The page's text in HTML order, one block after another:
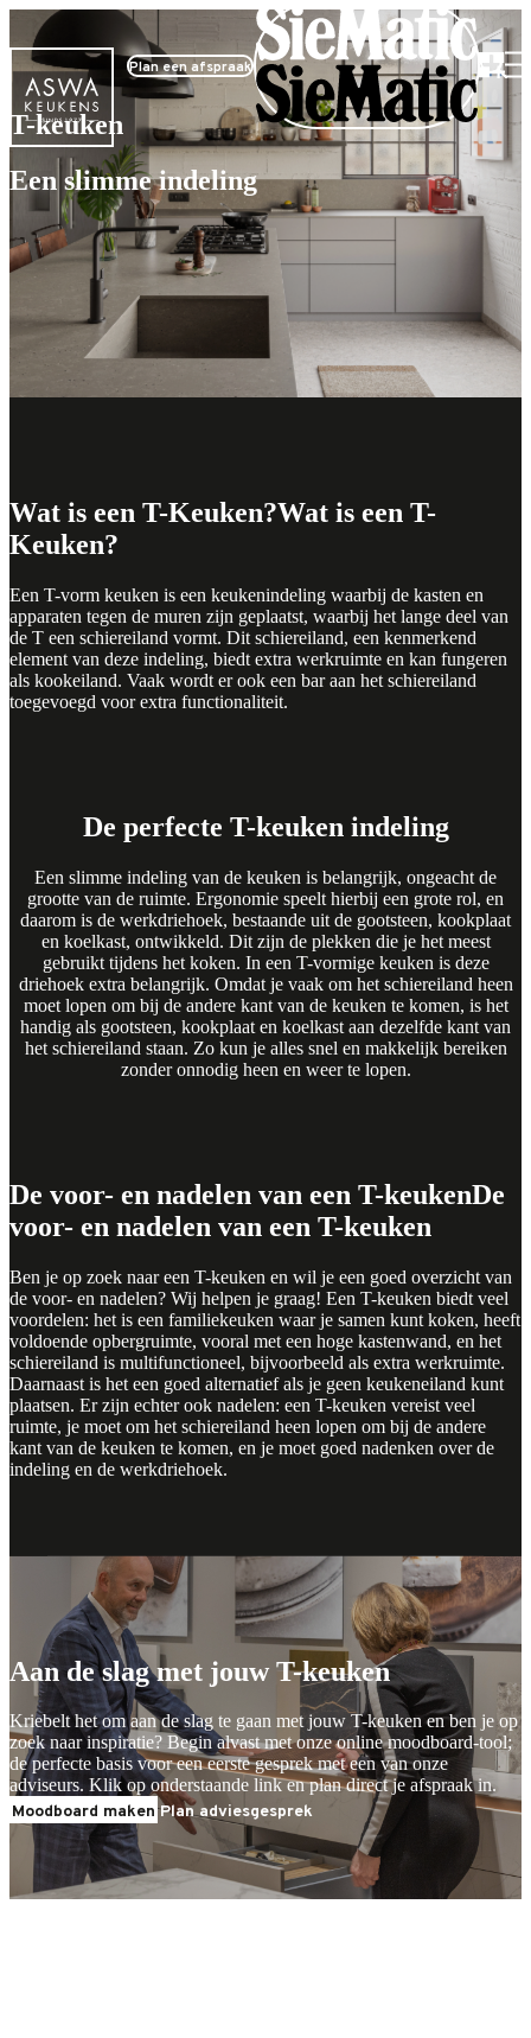
Plan een afspraak
T-keuken
Een slimme indeling
Start je moodboard
Wat is een T-Keuken?Wat is een T-
Keuken?
Een T-vorm keuken is een keukenindeling waarbij de kasten en
apparaten tegen de muren zijn geplaatst, waarbij het lange deel van
de T een schiereiland vormt. Dit schiereiland, een kenmerkend
element van deze indeling, biedt extra werkruimte en kan fungeren
als kookeiland. Vaak wordt er ook een baraan het schiereiland
toegevoegd voor extra functionaliteit.
De perfecte T-keuken indeling
Een slimme indeling van de keuken is belangrijk, ongeacht de
grootte van de ruimte. Ergonomie speelt hierbij een grote rol, en
daarom is de werkdriehoek, bestaande uit de gootsteen, kookplaat
en koelkast, ontwikkeld. Dit zijn de plekken die je het meest
gebruikt tijdens het koken. In een T-vormige keuken is deze
driehoek extra belangrijk. Omdat je vaak om het schiereiland heen
moet lopen om bij de andere kant van de keuken te komen, is het
handig als gootsteen, kookplaat en koelkast aan dezelfde kant van
het schiereiland staan. Zo kun je alles snel en makkelijk bereiken
zonder onnodig heen en weer te lopen.
De voor- en nadelen van een T-keukenDe
voor- en nadelen van een T-keuken
Ben je op zoek naar een T-keuken en wil je een goed overzicht van
de voor- en nadelen? Wij helpen je graag! Een T-keuken biedt veel
voordelen: het is een familiekeuken waar je samen kunt koken, heeft
voldoende opbergruimte, vooral met een hoge kastenwand, en het
schiereiland is multifunctioneel, bijvoorbeeld als extra werkruimte.
Daarnaast is het een goed alternatief als je geen keukeneiland kunt
plaatsen. Er zijn echter ook nadelen: een T-keuken vereist veel
ruimte, je moet om het schiereiland heen lopen om bij de andere
kant van de keuken te komen, en je moet goed nadenken over de
indeling en de werkdriehoek.
Moodboard makenMoodboard maken
Aan de slag met jouw T-keuken
Kriebelt het om aan de slag te gaan met jouw T-keuken en ben je op
zoek naar inspiratie? Begin alvast met onze online moodboard-tool;
de perfecte basis voor een eerste gesprek met een van onze
adviseurs. Klik op onderstaande link en plan direct je afspraak in.
Moodboard maken Plan adviesgesprek